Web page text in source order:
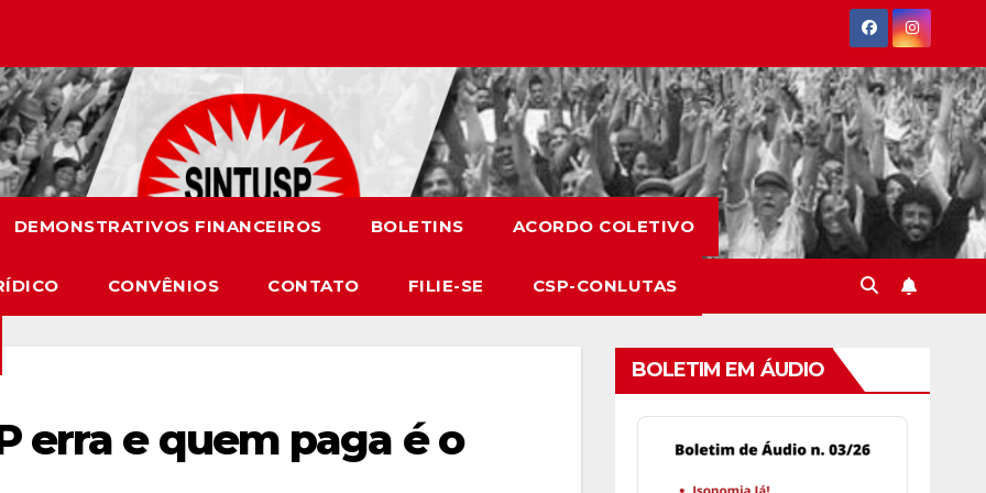
DEMONSTRATIVOS FINANCEIROS BOLETINS ACORDO COLETIVO
CONVÊNIOS CONTATO FILIE-SE CSP-CONLUTAS
erra e quem paga é o
BOLETIM EM ÁUDIO
Audio
Player